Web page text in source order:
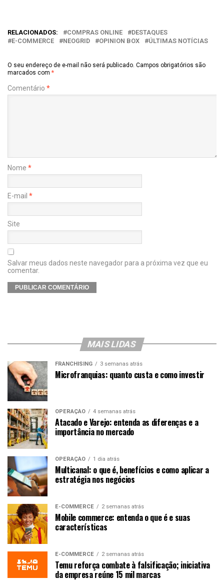
RELACIONADOS: COMPRAS ONLINE
DESTAQUES
E-COMMERCE
NEOGRID OPINION BOX ÚLTIMAS NOTÍCIAS
O seu endereço de e-mail não será publicado. Campos obrigatórios são
marcados com *
Comentário *
Nome *
E-mail *
Site
Salvar meus dados neste navegador para a próxima vez que eu
comentar.
MAIS LIDAS
FRANCHISING 3 semanas atrás
Microfranquias: quanto custa e como investir
OPERAÇÃO 4 semanas atrás
Atacado e Varejo: entenda as diferenças e a
importância no mercado
OPERAÇÃO 1 dia atrás
Multicanal: o que é, benefícios e como aplicar a
estratégia nos negócios
E-COMMERCE 2 semanas atrás
Mobile commerce: entenda o que é e suas
características
E-COMMERCE 2 semanas atrás
Temu reforça combate à falsificação; iniciativa
da empresa reúne 15 mil marcas